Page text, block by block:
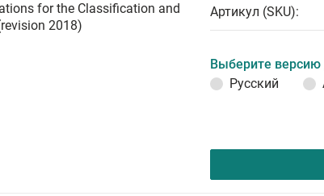
for the Classification and
2018)
Артикул (SKU):
Выберите версию
Русский